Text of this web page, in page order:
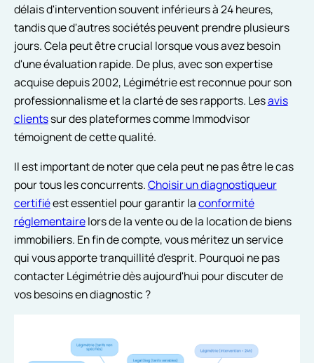
délais d'intervention souvent inférieurs à 24 heures,
tandis que d'autres sociétés peuvent prendre plusieurs
jours. Cela peut être crucial lorsque vous avez besoin
d'une évaluation rapide. De plus, avec son expertise
acquise depuis 2002, Légimétrie est reconnue pour son
professionnalisme et la clarté de ses rapports. Lesavis
clientssur des plateformes comme Immodvisor
témoignent de cette qualité.
Il est important de noter que cela peut ne pas être le cas
pour tous les concurrents.Choisir un diagnostiqueur
certifiéest essentiel pour garantir laconformité
réglementairelors de la vente ou de la location de biens
immobiliers. En fin de compte, vous méritez un service
qui vous apporte tranquillité d'esprit. Pourquoi ne pas
contacter Légimétrie dès aujourd'hui pour discuter de
vos besoins en diagnostic ?